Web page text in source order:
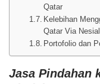
Qatar
Kelebihan
Qatar Via
Portofolio dan
Jasa Pindahan